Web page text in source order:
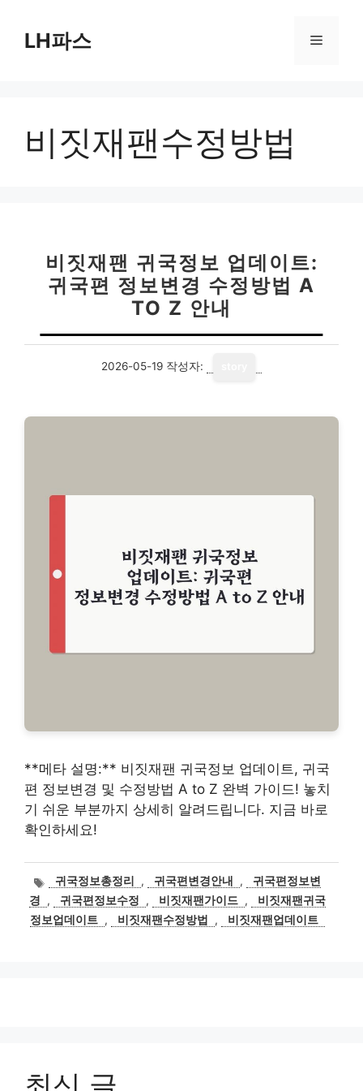
LH파스 메
비짓재팬수정방법
비짓재팬 귀국정보 업데이트:
귀국편 정보변경 수정방법 A
TO Z 안내
2026-05-19 작성자:
**메타 설명:** 비짓재팬 귀국정보 업데이트, 귀국
편 정보변경 및 수정방법 A to Z 완벽 가이드! 놓치
기 쉬운 부분까지 상세히 알려드립니다. 지금 바로
확인하세요!
태귀국정보총정리 , 귀국편변경안내 ,
귀국편정보변
경
, 귀국편정보수정 , 비짓재팬가이드 ,
비짓재팬귀국
정보업데이트 , 비짓재팬수정방법 , 비짓재팬업데이트